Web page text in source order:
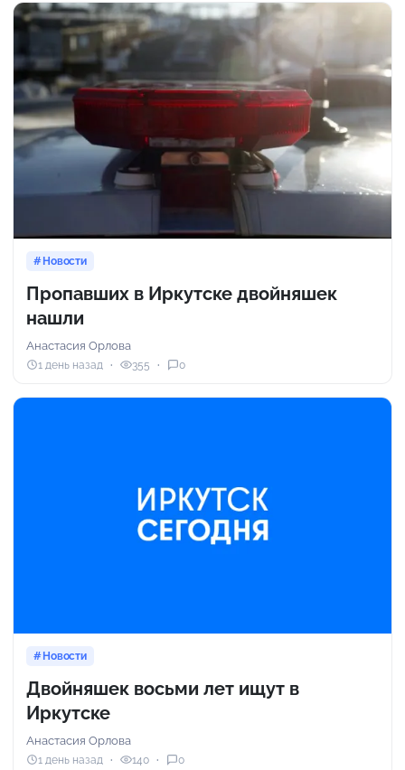
Новости
Пропавших в Иркутске двойняшек
нашли
Анастасия Орлова
1 день назад 355 0
Новости
Двойняшек восьми лет ищут в
Иркутске
Анастасия Орлова
1 день назад 140 0